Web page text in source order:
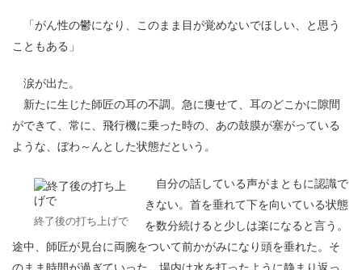
「がん性の鬱になり、このまま目が覚めないでほしい、と思う
こともある」
涙が出た。
新たに生じた師匠の耳の不調。急に痩せて、耳のどこかに隙間
ができて、常に、飛行機に乗った時の、あの鼓膜が塞がっている
ような、ぼわ～んとした状態だという。
終了後の打ち上げで
自分の話している声がまともに認識で
きない。首を垂れて下を向いている状態
を数分続けると少しは楽になると言う。
途中、師匠が見台に両腕をついて前かがみになり頭を垂れた。そ
のまま時間が過ぎていった。場内は水を打ったように静まり返っ